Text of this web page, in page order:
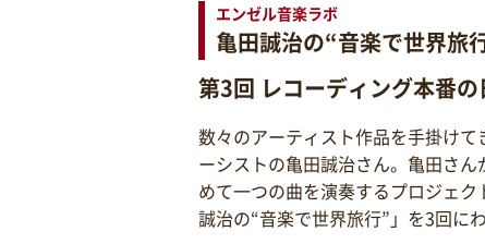
エンゼル音楽ラボ
亀田誠治の“音楽で世界旅
第3回 レコーディング本番の
数々のアーティスト作品を手掛け
ーシストの亀田誠治さん。亀田さ
めて一つの曲を演奏するプロジェ
誠治の“音楽で世界旅行”」を3回に